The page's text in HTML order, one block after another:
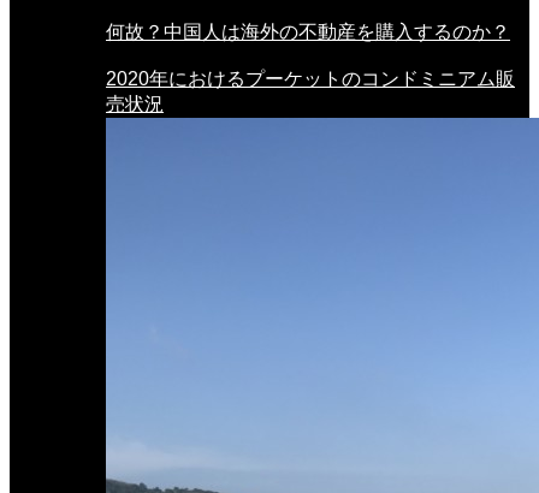
何故？中国人は海外の不動産を購入するのか？
2020年におけるプーケットのコンドミニアム販
売状況